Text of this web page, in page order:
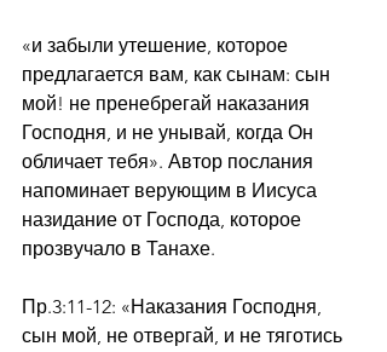
«и забыли утешение, которое
предлагается вам, как сынам: сын
мой! не пренебрегай наказания
Господня, и не унывай, когда Он
обличает тебя». Автор послания
напоминает верующим в Иисуса
назидание от Господа, которое
прозвучало в Танахе.
Пр.3:11-12: «Наказания Господня,
сын мой, не отвергай, и не тяготись